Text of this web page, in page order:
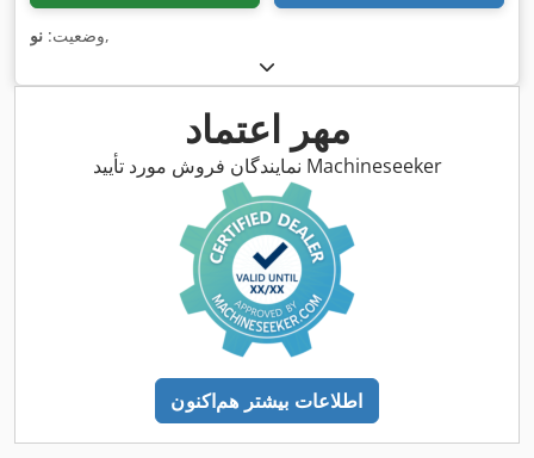
وضعیت: نو ,
مهر اعتماد
نمایندگان فروش مورد تأیید Machineseeker
اطلاعات بیشتر هم‌اکنون